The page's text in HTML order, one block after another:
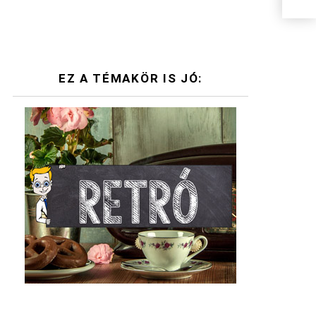
EZ A TÉMAKÖR IS JÓ: